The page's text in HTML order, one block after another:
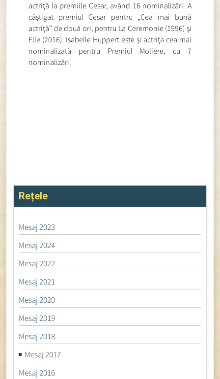
actriţă la premiile Cesar, având 16 nominalizări. A
câştigat premiul Cesar pentru „Cea mai bună
actriţă” de două ori, pentru La Ceremonie (1996) şi
Elle (2016). Isabelle Huppert este şi actriţa cea mai
nominalizată pentru Premiul Molière, cu 7
nominalizări.
Rețele
Mesaj 2023
Mesaj 2024
Mesaj 2022
Mesaj 2021
Mesaj 2020
Mesaj 2019
Mesaj 2018
Mesaj 2017
Mesaj 2016